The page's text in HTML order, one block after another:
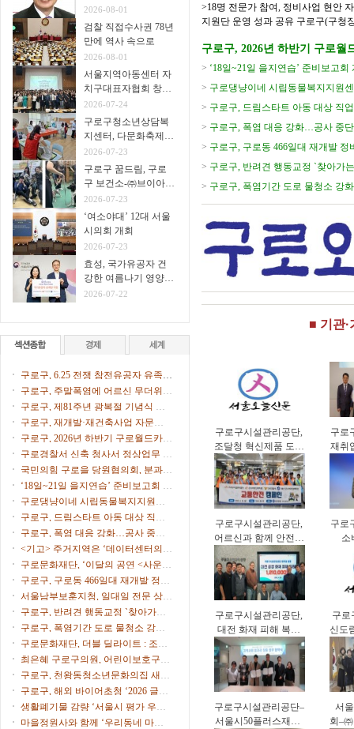
추진 중단을”
2026-08-01
검찰 직접수사권 78년
만에 역사 속으로
2026-08-01
서울지역아동센터 자
치구대표자협회 창립
총회 개최
2026-07-24
구로구청소년상담복
지센터, 다문화축제서
생명존중 아웃리치 운
영
2026-07-23
구로구 꿈드림, 구로
구 보건소-㈜브이아이
펫 연계
2026-07-23
‘여소야대’ 12대 서울
시의회 개회
2026-07-23
효성, 국가유공자 건
강한 여름나기 영양식
지원
2026-07-22
구로구, 6.25 전쟁 참전유공자 유족에
화랑무공훈장 전수
구로구, 주말폭염에 어르신 무더위쉼
터 47개소 문 연다
구로구, 제81주년 광복절 기념식 개
최
구로구, 재개발·재건축사업 자문단 1
차 회의 개최
구로구, 2026년 하반기 구로월드카페
톡톡(Talk Talk) 수강생 모집
구로경찰서 신축 청사서 정상업무 개
시
국민의힘 구로을 당원협의회, 분과위
원장∙협의회장 임명
‘18일~21일 을지연습’ 준비보고회 개
최
구로댕냥이네 시립동물복지지원센
터 ‘길고양이 사진 공모전’
구로구, 드림스타트 아동 대상 직업
체험 프로그램 운영
구로구, 폭염 대응 강화…공사 중단·
행사 일정 조정
<기고> 주거지역은 ‘데이터센터의
부지’가 아니다
구로문화재단, ‘이달의 공연 <사운드
트립>’ 9월 공연 개최
구로구, 구로동 466일대 재개발 정비
계획 수립 본격 착수
서울남부보훈지청, 일대일 전문 상담
가 ‘보훈매니저’ 운영
구로구, 반려견 행동교정 `찾아가는
펫마스터` 참가자 모집
구로구, 폭염기간 도로 물청소 강화,
살수차7대 투입 무더위 식힌다
구로문화재단, 더블 딜라이트 : 조윤
성 트리오 & 스탠딩 에그 개최
최은혜 구로구의원, 어린이보호구역
운영 개선 주민 간담회 개최
구로구, 천왕동청소년문화의집 새단
장…오픈파티·청소년 축제
구로구, 해외 바이어초청 ‘2026 글로
벌 비즈니스 상담회’ 참가기업 모집
생활폐기물 감량 ‘서울시 평가 우수
구’ 선정
마을정원사와 함께 ‘우리동네 마을
>18명 전문가 참여, 정비사업 현안
지원단 운영 성과 공유 구로구(구청장 장인홍)가 8월 6일 재개발·재건축사업 자문단
구로구, 2026년 하반기 구로월
강생 모집
> ‘18일~21일 을지연습’ 준비보고회
> 구로댕냥이네 시립동물복지지원
> 구로구, 드림스타트 아동 대상 직
> 구로구, 폭염 대응 강화…공사 중
> 구로구, 구로동 466일대 재개발 정
> 구로구, 반려견 행동교정 `찾아가
> 구로구, 폭염기간 도로 물청소 강
■ 기관
구로구시설관리공단,
조달청 혁신제품 도입
으로 공영주차장 화재
대응력 강화
구로
재취
업컨
구로구시설관리공단,
어르신과 함께 안전한
보행문화 확산
구로
소
중
구로구시설관리공단,
대전 화재 피해 복구
지원 성금 전달
구로
신도
르신
구로구시설관리공단–
서울시50플러스재단,
서
회–